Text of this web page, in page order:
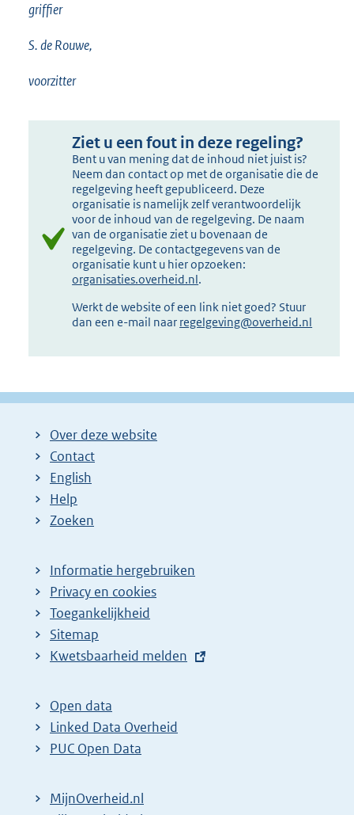
griffier
S. de Rouwe,
voorzitter
Ziet u een fout in deze regeling?
Bent u van mening dat de inhoud niet juist is?
Neem dan contact op met de organisatie die de
regelgeving heeft gepubliceerd. Deze
organisatie is namelijk zelf verantwoordelijk
voor de inhoud van de regelgeving. De naam
van de organisatie ziet u bovenaan de
regelgeving. De contactgegevens van de
organisatie kunt u hier opzoeken:
organisaties.overheid.nl.
Werkt de website of een link niet goed? Stuur
dan een e-mail naar regelgeving@overheid.nl
Over deze website
Contact
English
Help
Zoeken
Informatie hergebruiken
Privacy en cookies
Toegankelijkheid
Sitemap
E
t
e
r
l
Kwetsbaarheid melden
Open data
Linked Data Overheid
PUC Open Data
MijnOverheid.nl